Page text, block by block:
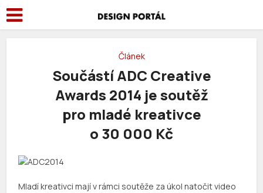
Článek
Součástí ADC Creative
Awards 2014 je soutěž
pro mladé kreativce
o 30 000 Kč
Mladí kreativci mají v rámci soutěže za úkol natočit video